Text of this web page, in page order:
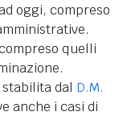
oggi, compreso
quelli
dal D.M.
anche i casi di